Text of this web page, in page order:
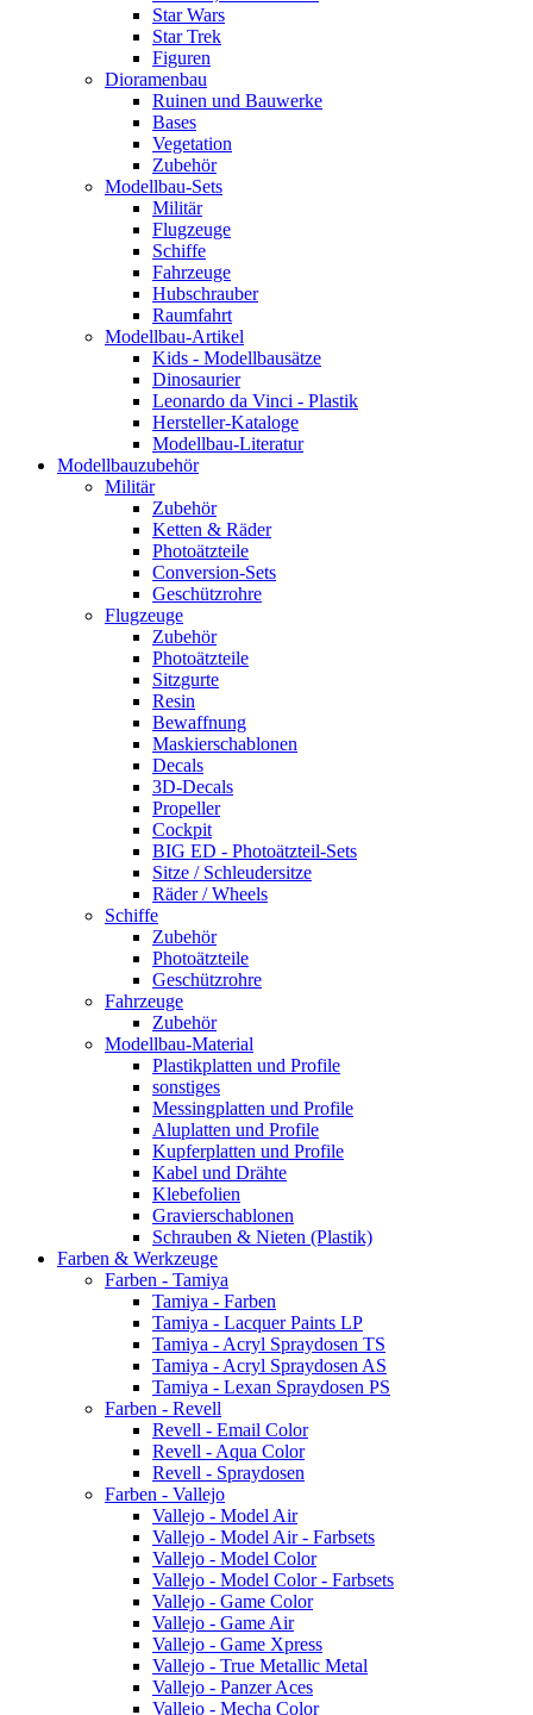
Star Wars
Star Trek
Figuren
Dioramenbau
Ruinen und Bauwerke
Bases
Vegetation
Zubehör
Modellbau-Sets
Militär
Flugzeuge
Schiffe
Fahrzeuge
Hubschrauber
Raumfahrt
Modellbau-Artikel
Kids - Modellbausätze
Dinosaurier
Leonardo da Vinci - Plastik
Hersteller-Kataloge
Modellbau-Literatur
Modellbauzubehör
Militär
Zubehör
Ketten & Räder
Photoätzteile
Conversion-Sets
Geschützrohre
Flugzeuge
Zubehör
Photoätzteile
Sitzgurte
Resin
Bewaffnung
Maskierschablonen
Decals
3D-Decals
Propeller
Cockpit
BIG ED - Photoätzteil-Sets
Sitze / Schleudersitze
Räder / Wheels
Schiffe
Zubehör
Photoätzteile
Geschützrohre
Fahrzeuge
Zubehör
Modellbau-Material
Plastikplatten und Profile
sonstiges
Messingplatten und Profile
Aluplatten und Profile
Kupferplatten und Profile
Kabel und Drähte
Klebefolien
Gravierschablonen
Schrauben & Nieten (Plastik)
Farben & Werkzeuge
Farben - Tamiya
Tamiya - Farben
Tamiya - Lacquer Paints LP
Tamiya - Acryl Spraydosen TS
Tamiya - Acryl Spraydosen AS
Tamiya - Lexan Spraydosen PS
Farben - Revell
Revell - Email Color
Revell - Aqua Color
Revell - Spraydosen
Farben - Vallejo
Vallejo - Model Air
Vallejo - Model Air - Farbsets
Vallejo - Model Color
Vallejo - Model Color - Farbsets
Vallejo - Game Color
Vallejo - Game Air
Vallejo - Game Xpress
Vallejo - True Metallic Metal
Vallejo - Panzer Aces
Vallejo - Mecha Color